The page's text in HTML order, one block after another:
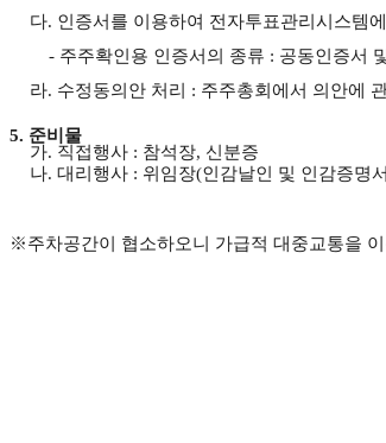
다. 인증서를 이용하여 전자투표관리시스템
- 주주확인용 인증서의 종류 : 공동인증서
라. 수정동의안 처리 : 주주총회에서 의안에
5. 준비물
가. 직접행사 : 참석장, 신분증
나. 대리행사 : 위임장(인감날인 및 인감증명
※주차공간이 협소하오니 가급적 대중교통을